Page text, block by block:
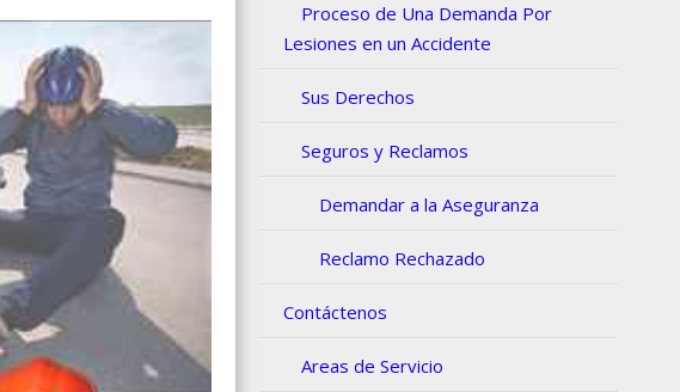
Proceso de Una Demanda Por
Lesiones en un Accidente
Sus Derechos
Seguros y Reclamos
Demandar a la Aseguranza
Reclamo Rechazado
Contáctenos
Areas de Servicio